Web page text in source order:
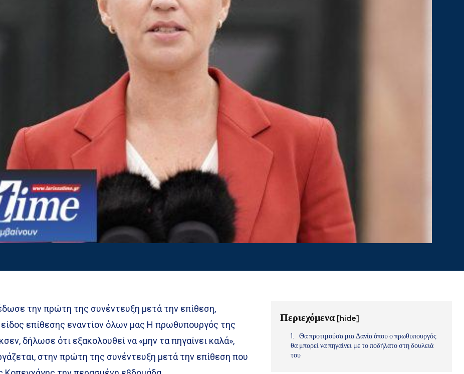
την πρώτη της συνέντευξη μετά την επίθεση,
είδος επίθεσης εναντίον όλων μας Η πρωθυπουργός της
δήλωσε ότι εξακολουθεί να «μην τα πηγαίνει καλά»,
στην πρώτη της συνέντευξη μετά την επίθεση που
Περιεχόμενα [hide]
Θα προτιμούσα μια Δανία όπου ο πρωθυπουργός
θα μπορεί να πηγαίνει με το ποδήλατο στη δουλειά
του